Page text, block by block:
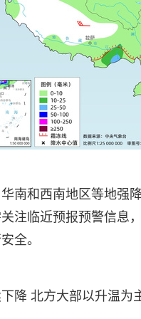
南和西南地区等地强
注临近预报预警信息
全。
降 北方大部以升温为